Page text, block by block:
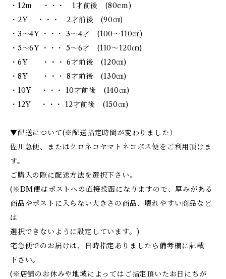
・12m ・・・ 1才前後 (80cm)
・2Y ・・・ 2才前後 (90㎝)
・3～4Y ・・・ 3～4才 (100～110㎝)
・5～6Y ・・・ 5～6才 (110～120㎝)
・6Y ・・・ 6才前後 (120㎝)
・8Y ・・・ 8才前後 (130㎝)
・10Y ・・・ 10才前後 (140㎝)
・12Y ・・・ 12才前後 (150㎝)
▼配送について(※配送指定時間が変わりました）
佐川急便、またはクロネコヤマトネコポス便をご利用頂けま
す。
ご購入の際に配送方法を選択下さい。
(※DM便はポストへの直接投函になりますので、厚みがある
商品やポストに入らない大きさの商品、壊れやすい商品など
は
選択できないように設定しています。)
宅急便でのお届けは、日時指定ありましたら備考欄に記載
下さい。
(※店舗のお休みや地域によってはご指定頂いたお日にちが